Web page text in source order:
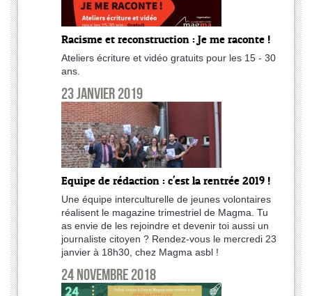
Racisme et reconstruction : Je me raconte !
Ateliers écriture et vidéo gratuits pour les 15 - 30
ans.
23 janvier 2019
Equipe de rédaction : c'est la rentrée 2019 !
Une équipe interculturelle de jeunes volontaires
réalisent le magazine trimestriel de Magma. Tu
as envie de les rejoindre et devenir toi aussi un
journaliste citoyen ? Rendez-vous le mercredi 23
janvier à 18h30, chez Magma asbl !
24 novembre 2018